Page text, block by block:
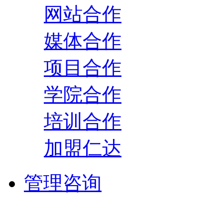
网站合作
媒体合作
项目合作
学院合作
培训合作
加盟仁达
管理咨询